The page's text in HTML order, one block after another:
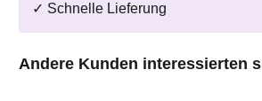
✓ Schnelle Lieferung
Produktgalerie überspringen
Andere Kunden interessierten